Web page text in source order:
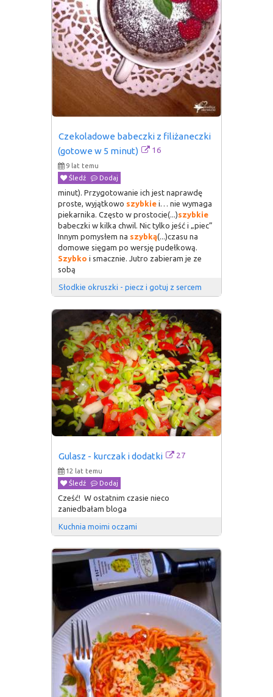
Czekoladowe babeczki z filiżaneczki
(gotowe w 5 minut)
16
9 lat temu
Śledź
Dodaj
minut). Przygotowanie ich jest naprawdę
proste, wyjątkowo szybkie i… nie wymaga
piekarnika. Często w prostocie(...)szybkie
babeczki w kilka chwil. Nic tylko jeść i „piec”
Innym pomysłem na szybką(...)czasu na
domowe sięgam po wersję pudełkową.
Szybko i smacznie. Jutro zabieram je ze
sobą
Słodkie okruszki - piecz i gotuj z sercem
Gulasz - kurczak i dodatki 27
12 lat temu
Śledź
Dodaj
Cześć! W ostatnim czasie nieco
zaniedbałam bloga
Kuchnia moimi oczami